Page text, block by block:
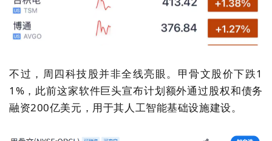
不过，周四科技股并非全线亮眼。甲骨文股价下跌1
1%，此前这家软件巨头宣布计划额外通过股权和债务
融资200亿美元，用于其人工智能基础设施建设。